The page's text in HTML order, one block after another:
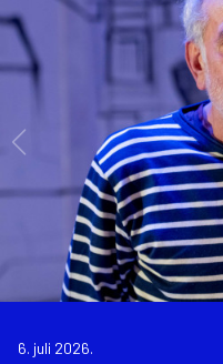
6. juli 2026.